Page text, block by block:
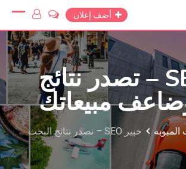
أضف إعلان
خبير SEO – تصدر نتائج
مبيعاتك
المبوبة
خبير SEO – تصدر نتائج البحث